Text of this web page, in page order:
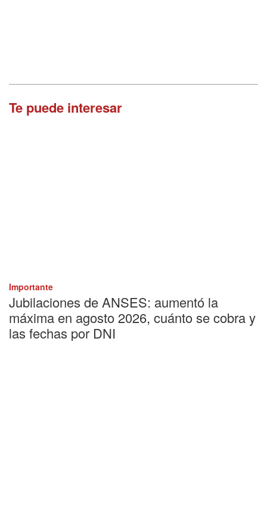
Te puede interesar
Importante
Jubilaciones de ANSES: aumentó la
máxima en agosto 2026, cuánto se cobra y
las fechas por DNI